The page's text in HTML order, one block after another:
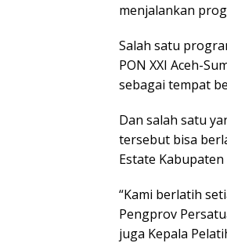
menjalankan
Salah satu
PON XXI Aceh-
sebagai tempat
Dan salah satu
tersebut bisa
Estate Kabupaten
“Kami berlatih
Pengprov
juga Kepala